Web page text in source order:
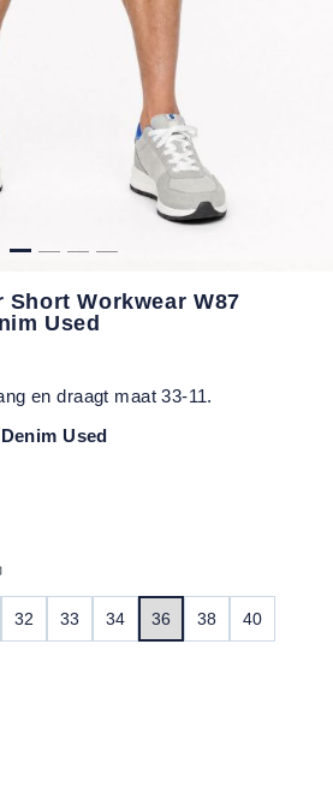
Short Workwear W87
Used
en draagt maat 33-11.
Used
32 33 34 36 38 40